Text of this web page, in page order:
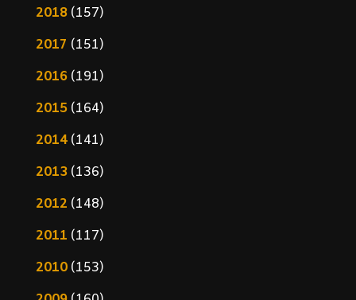
2018(157)
2017 (151)
2016(191)
2015(164)
2014(141)
2013(136)
2012 (148)
2011 (117)
2010(153)